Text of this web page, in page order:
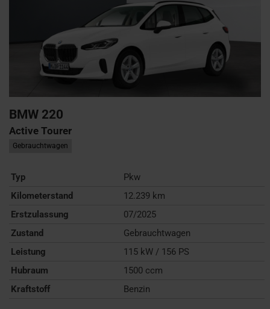
BMW 220
Active Tourer
Gebrauchtwagen
Typ
Pkw
Kilometerstand
12.239 km
Erstzulassung
07/2025
Zustand
Gebrauchtwagen
Leistung
115 kW / 156 PS
Hubraum
1500 ccm
Kraftstoff
Benzin